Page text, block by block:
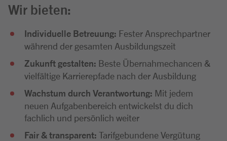
Wir bieten:
Individuelle Betreuung: Fester Ansprechpartner
während der gesamten Ausbildungszeit
Zukunft gestalten: Beste Übernahmechancen &
vielfältige Karrierepfade nach der Ausbildung
Wachstum durch Verantwortung: Mit jedem
neuen Aufgabenbereich entwickelst du dich
fachlich und persönlich weiter
Fair & transparent: Tarifgebundene Vergütung